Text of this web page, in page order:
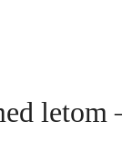
letom